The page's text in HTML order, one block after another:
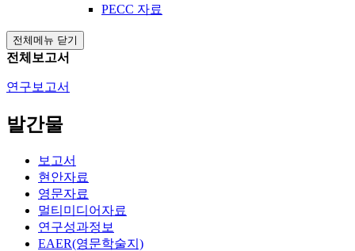
PECC 자료
전체메뉴 닫기
전체보고서
연구보고서
발간물
보고서
현안자료
영문자료
멀티미디어자료
연구성과정보
EAER(영문학술지)